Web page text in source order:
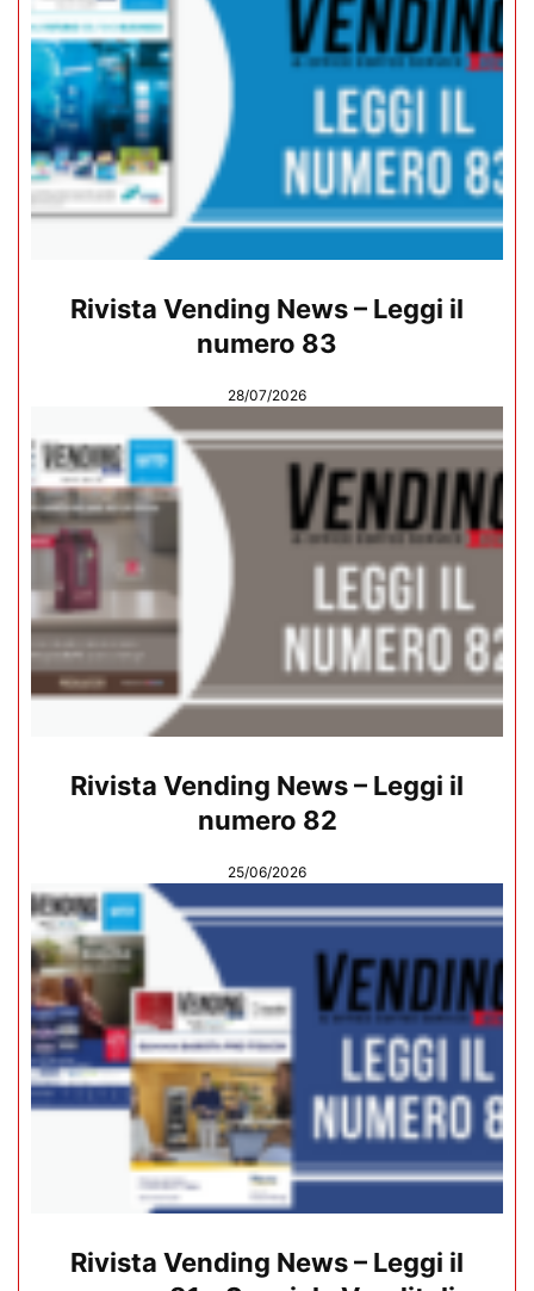
Rivista Vending News – Leggi il
numero 83
28/07/2026
Rivista Vending News – Leggi il
numero 82
25/06/2026
Rivista Vending News – Leggi il